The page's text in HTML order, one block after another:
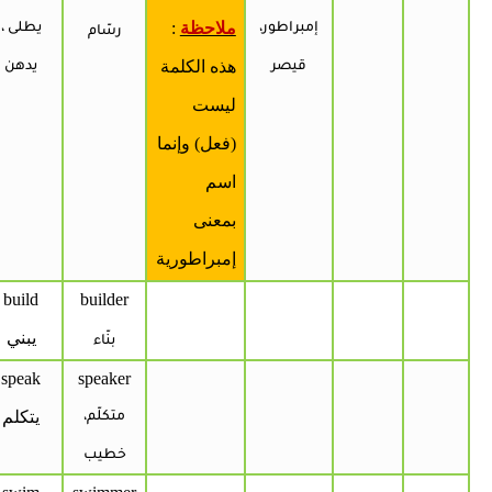
إمبراطور،
قيصر
ملاحظة :
هذه الكلمة
ليست
(فعل) وإنما
اسم
بمعنى
إمبراطورية
رسّام يطلى ،
يدهن
builder
بنّاء
build
يبني
speaker
متكلّم،
خطيب
speak
يتكلم